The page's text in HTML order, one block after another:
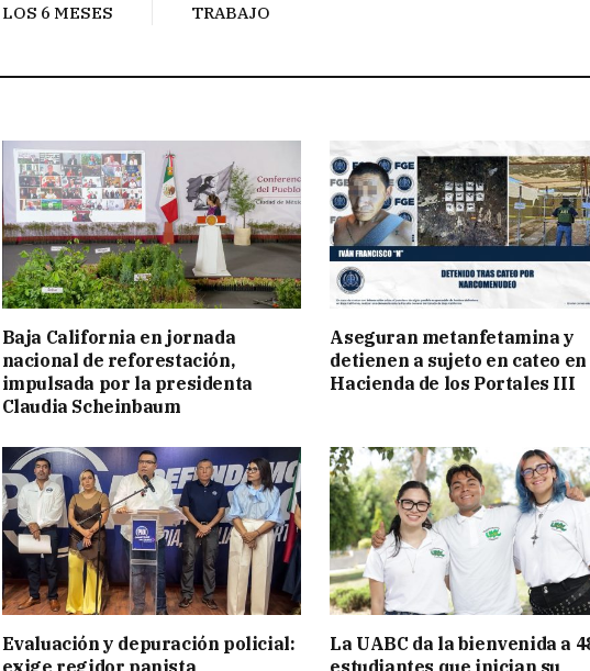
6 MESES
TRABAJO
Baja California en jornada
nacional de reforestación,
impulsada por la presidenta
Claudia Scheinbaum
Aseguran metanfetamina y
detienen a sujeto en cateo en
Hacienda de los Portales III
Evaluación y depuración policial:
La UABC da la bienvenida a